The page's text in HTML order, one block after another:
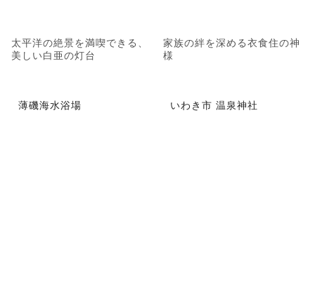
太平洋の絶景を満喫できる、
美しい白亜の灯台
家族の絆を深める衣食住の神
様
薄磯海水浴場 いわき市 温泉神社